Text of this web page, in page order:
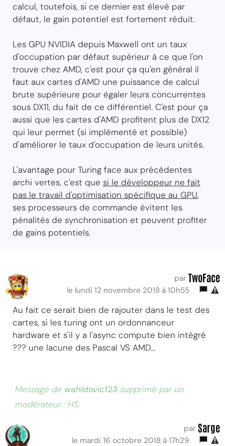
calcul, toutefois, si ce dernier est élevé par
défaut, le gain potentiel est fortement réduit.
Les GPU NVIDIA depuis Maxwell ont un taux
d'occupation par défaut supérieur à ce que l'on
trouve chez AMD, c'est pour ça qu'en général il
faut aux cartes d'AMD une puissance de calcul
brute supérieure pour égaler leurs concurrentes
sous DX11, du fait de ce différentiel. C'est pour ça
aussi que les cartes d'AMD profitent plus de DX12
qui leur permet (si implémenté et possible)
d'améliorer le taux d'occupation de leurs unités.
L'avantage pour Turing face aux précédentes
archi vertes, c'est que si le développeur ne fait
pas le travail d'optimisation spécifique au GPU,
ses processeurs de commande évitent les
pénalités de synchronisation et peuvent profiter
de gains potentiels.
par TwoFace
le lundi 12 novembre 2018 à 10h55
Au fait ce serait bien de rajouter dans le test des
cartes, si les turing ont un ordonnanceur
hardware et s'il y a l'async compute bien intégré
??? une lacune des Pascal VS AMD...
Message de wahidovic123 supprimé par un
modérateur : HS
par Sarge
le mardi 16 octobre 2018 à 17h29